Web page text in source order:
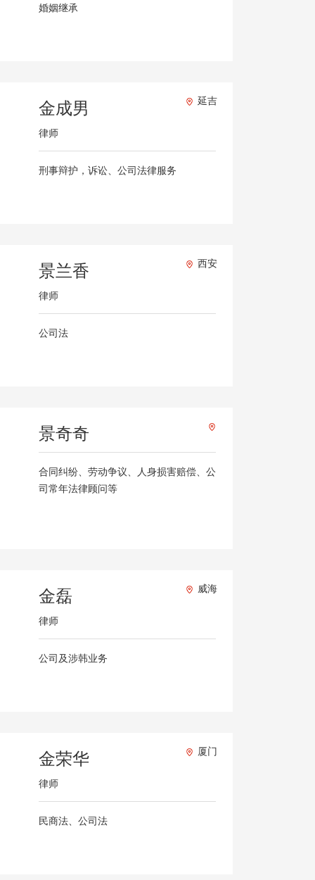
婚姻继承
金成男
律师
延吉
刑事辩护，诉讼、公司法律服务
景兰香
律师
西安
公司法
景奇奇
合同纠纷、劳动争议、人身损害赔偿、公
司常年法律顾问等
金磊
律师
威海
公司及涉韩业务
金荣华
律师
厦门
民商法、公司法